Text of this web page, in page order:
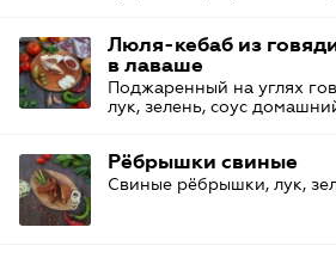
Люля-кебаб из
в лаваше
Поджаренный на углях
лук, зелень, соус
Рёбрышки свиные
Свиные рёбрышки, лук,